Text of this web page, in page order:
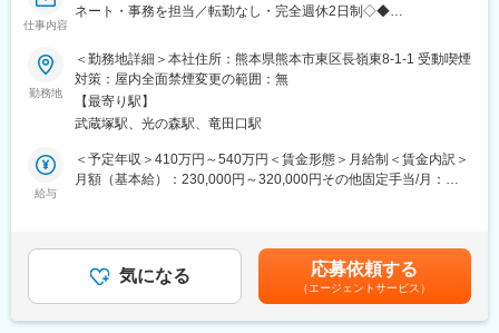
（1）フラットな社風
ます。それにより社員の自立性ある行動を促し、意志決定のスピ
ードや手法の変化にも対応できる機動的な組織体制を作り上げて
います。
チームで目標を設定し、達成に向けて動いています。個人ノルマ
はありませんが、フォローしてもらったりフォローしたりと持ち
支店をまたいたプロジェクト制度も盛んです。新規開拓や稼働推
進、新サービス導入など複数のプロジェクトがあり、支店間での
情報交換もしながら成長していける環境です。
仕事内容
ネート・事務を担当／転勤なし・完全週休2日制◇◆
■職務内容：～「人と企業をつなぐ」やりがいを、熊本で。～
企業への提案営業と求職者サポートを一貫して担当する「人材コ
ーディネーター兼法人営業」です。
企業から「良い人を紹介してくれてありがとう」と感謝される。
求職者から「自分に合う職場を見つけてもらえた」と喜ばれる。
そんな人の役に立つ実感を日々味わえるポジションです。
遣・人材サービスの提案
/追加オーダーや新規案件の獲得/契約書・見積書作成
勤務地
＜勤務地詳細＞本社住所：熊本県熊本市東区長嶺東8-1-1 受動喫煙
対策：屋内全面禁煙変更の範囲：無
【最寄り駅】
武蔵塚駅、光の森駅、竜田口駅
給与
＜予定年収＞410万円～540万円＜賃金形態＞月給制＜賃金内訳＞
月額（基本給）：230,000円～320,000円その他固定手当/月：
無＞有＜残業手当＞有＜給与補足＞■賞与：年2回■昇給：年1回／
前年度実績:5,000 円 ～25,000円賃金はあくまでも目安の金額であ
り、選考を通じて上下する可能性があります。月給(月額)は固定手
当を含めた表記です。
気になる 応募依頼する
（エージェントサービス）